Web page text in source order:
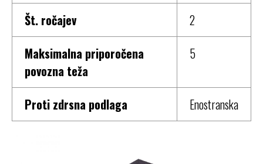
Št. ročajev
2
Maksimalna priporočena
povozna teža
5
Proti zdrsna podlaga Enostranska